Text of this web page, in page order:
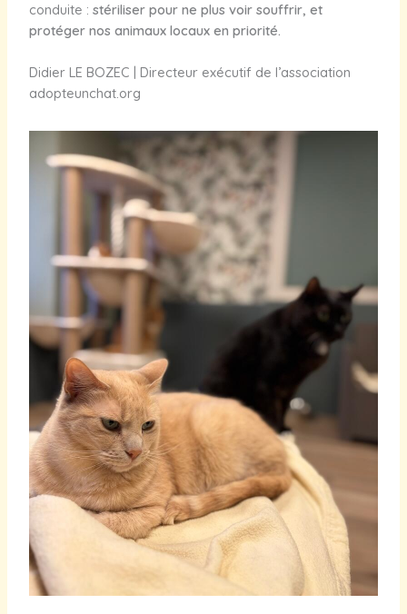
conduite : stériliser pour ne plus voir souffrir, et
protéger nos animaux locaux en priorité.
Didier LE BOZEC | Directeur exécutif de l’association
adopteunchat.org